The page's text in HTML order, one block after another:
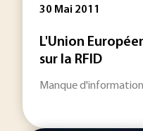
30 Mai 2011
L'Union
sur la RFID
Manque